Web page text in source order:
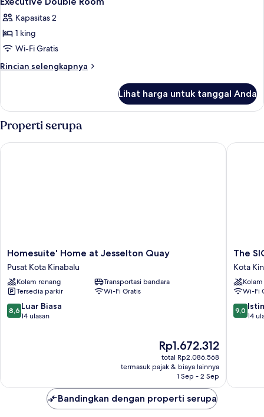
Kapasitas 2
1 king
Wi-Fi Gratis
Rincian selengkapnya
Rincian
Executive
Double
Room
Lihat harga untuk tanggal Anda
Properti serupa
Homesuite'
Home
at
Jesselton
Quay
Pusat
Kota
Homesuite' Home at Jesselton Quay
Pusat Kota Kinabalu
Kolam renang
Transportasi bandara
Tersedia parkir
Wi-Fi Gratis
8.6
dari
8,6 Luar Biasa
14 ulasan
Harga
sekarang
Rp1.672.312
Rp1.672.312
total Rp2.086.568
termasuk pajak & biaya lainnya
1 Sep - 2 Sep
Homesuite' Home at Jesselton Quay
The
SIGAR
Hotel
at
Sutera
Bay
Kota
The
Kota
Wi-Fi
9.0
dari
9,0
14
The
Bandingkan dengan properti serupa